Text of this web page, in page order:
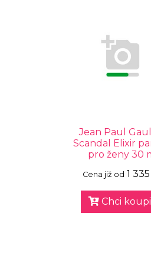
Jean Paul
Scandal Elixir
pro ženy 30
Cena již od 1
Chci